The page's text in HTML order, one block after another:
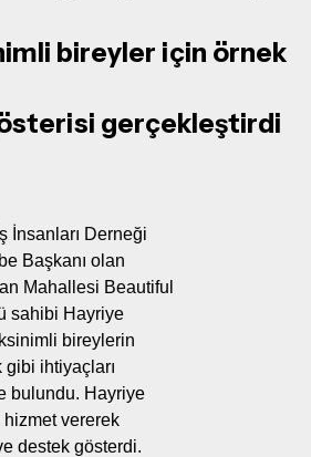
bireyler için örnek
gerçekleştirdi
İnsanları Derneği
Başkanı olan
Mahallesi Beautiful
sahibi Hayriye
bireylerin
gibi ihtiyaçları
bulundu. Hayriye
hizmet vererek
destek gösterdi.